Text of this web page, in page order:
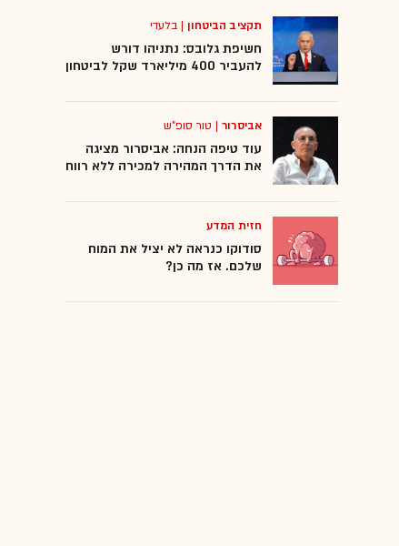
תקציב הביטחון |בלעדי
חשיפת גלובס: נתניהו דורש
להעביר 400 מיליארד שקל לביטחון
אביסרור| טור סופ"ש
עוד טיפה הנחה: אביסרור מציגה
את הדרך המהירה למכירה ללא רווח
חזית המדע
סודוקו כנראה לא יציל את המוח
שלכם. אז מה כן?